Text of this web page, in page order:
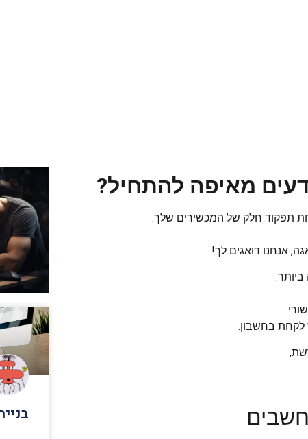
מאיפה להתחיל?
תפקוד חלק של המכשירים שלך.
אנחנו דואגים לך!
לקחת בחשבון.